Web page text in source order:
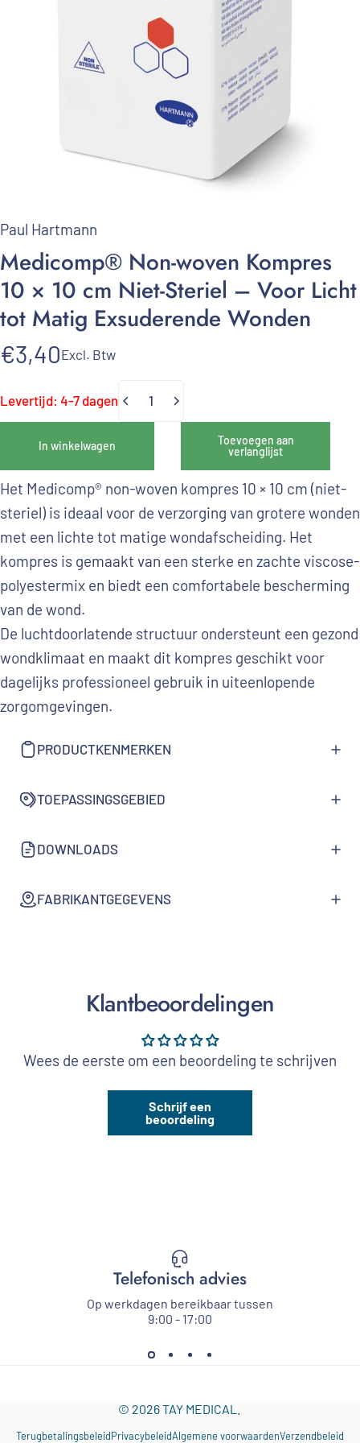
Paul Hartmann
Medicomp® Non-woven Kompres
10 × 10 cm Niet-Steriel – Voor Licht
tot Matig Exsuderende Wonden
€3,40Excl. Btw
Levertijd: 4-7 dagen
In winkelwagen
Toevoegen aan
verlanglijst
Het Medicomp® non-woven kompres 10 × 10 cm (niet-
steriel) is ideaal voor de verzorging van grotere wonden
met een lichte tot matige wondafscheiding. Het
kompres is gemaakt van een sterke en zachte viscose-
polyestermix en biedt een comfortabele bescherming
van de wond.
De luchtdoorlatende structuur ondersteunt een gezond
wondklimaat en maakt dit kompres geschikt voor
dagelijks professioneel gebruik in uiteenlopende
zorgomgevingen.
PRODUCTKENMERKEN
TOEPASSINGSGEBIED
DOWNLOADS
FABRIKANTGEGEVENS
Klantbeoordelingen
Wees de eerste om een beoordeling te schrijven
Schrijf een
beoordeling
Telefonisch advies
Op werkdagen bereikbaar tussen
9:00 - 17:00
© 2026 TAY MEDICAL.
TerugbetalingsbeleidPrivacybeleidAlgemene voorwaardenVerzendbeleid